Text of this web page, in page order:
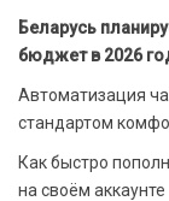
Беларусь
бюджет в 2026
Автоматизация
стандартом
Как быстро
на своём аккаунте